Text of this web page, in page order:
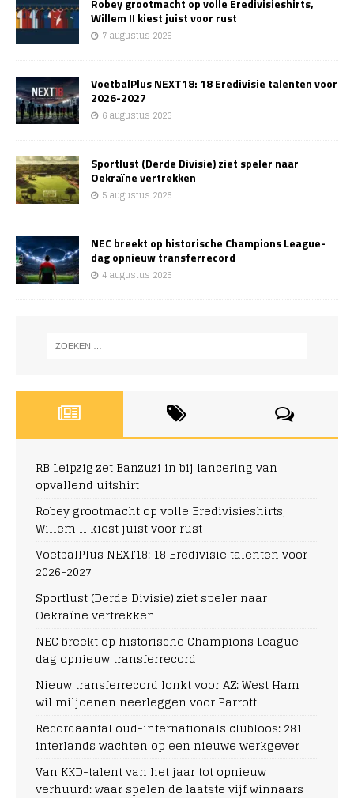
Robey grootmacht op volle Eredivisieshirts,
Willem II kiest juist voor rust
7 augustus 2026
VoetbalPlus NEXT18: 18 Eredivisie talenten voor
2026-2027
6 augustus 2026
Sportlust (Derde Divisie) ziet speler naar
Oekraïne vertrekken
5 augustus 2026
NEC breekt op historische Champions League-
dag opnieuw transferrecord
4 augustus 2026
RB Leipzig zet Banzuzi in bij lancering van
opvallend uitshirt
Robey grootmacht op volle Eredivisieshirts,
Willem II kiest juist voor rust
VoetbalPlus NEXT18: 18 Eredivisie talenten voor
2026-2027
Sportlust (Derde Divisie) ziet speler naar
Oekraïne vertrekken
NEC breekt op historische Champions League-
dag opnieuw transferrecord
Nieuw transferrecord lonkt voor AZ: West Ham
wil miljoenen neerleggen voor Parrott
Recordaantal oud-internationals clubloos: 281
interlands wachten op een nieuwe werkgever
Van KKD-talent van het jaar tot opnieuw
verhuurd: waar spelen de laatste vijf winnaars